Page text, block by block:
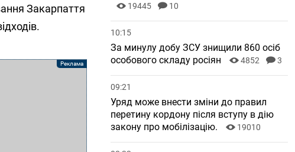
Закарпаття
19445 10
10:15
За минулу добу ЗСУ знищили 860 осіб
особового складу росіян
4852 3
09:21
Уряд може внести зміни до правил
перетину кордону після вступу в дію
закону про мобілізацію.
19010